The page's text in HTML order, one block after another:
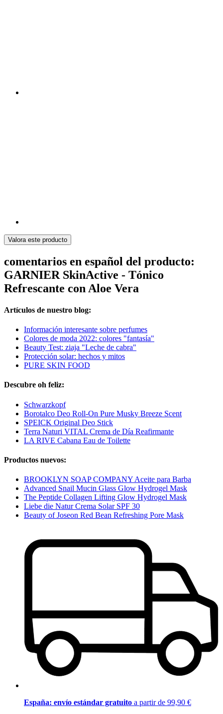
Valora este producto
comentarios en español del producto:
GARNIER SkinActive - Tónico
Refrescante con Aloe Vera
Artículos de nuestro blog:
Información interesante sobre perfumes
Colores de moda 2022: colores "fantasía"
Beauty Test: ziaja "Leche de cabra"
Protección solar: hechos y mitos
PURE SKIN FOOD
Descubre oh feliz:
Schwarzkopf
Borotalco Deo Roll-On Pure Musky Breeze Scent
SPEICK Original Deo Stick
Terra Naturi VITAL Crema de Día Reafirmante
LA RIVE Cabana Eau de Toilette
Productos nuevos:
BROOKLYN SOAP COMPANY Aceite para Barba
Advanced Snail Mucin Glass Glow Hydrogel Mask
The Peptide Collagen Lifting Glow Hydrogel Mask
Liebe die Natur Crema Solar SPF 30
Beauty of Joseon Red Bean Refreshing Pore Mask
España: envío estándar gratuito a partir de 99,90 €